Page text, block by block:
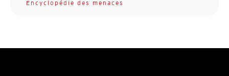
Encyclopédie des menaces